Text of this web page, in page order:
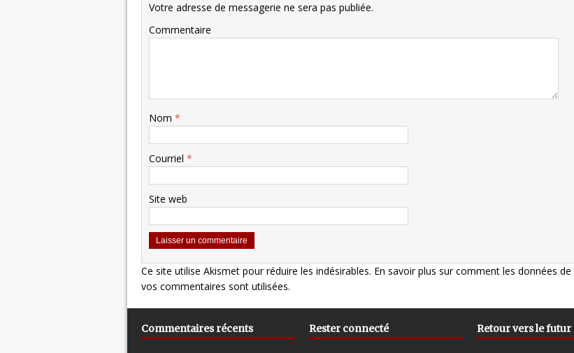
Votre adresse de messagerie ne sera pas publiée.
Commentaire
Nom *
Courriel *
Site web
Ce site utilise Akismet pour réduire les indésirables. En savoir plus sur comment les données de
vos commentaires sont utilisées.
Commentaires récents Rester connecté Retour vers le futur